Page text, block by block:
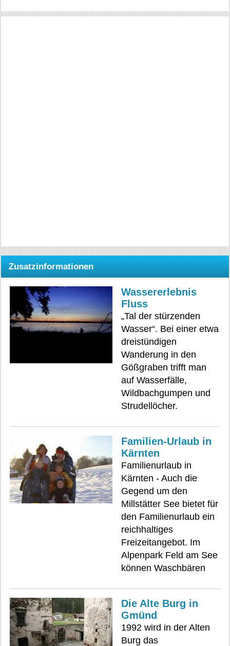
Zusatzinformationen
Wassererlebnis
Fluss
„Tal der stürzenden
Wasser“. Bei einer etwa
dreistündigen
Wanderung in den
Gößgraben trifft man
auf Wasserfälle,
Wildbachgumpen und
Strudellöcher.
Familien-Urlaub in
Kärnten
Familienurlaub in
Kärnten - Auch die
Gegend um den
Millstätter See bietet für
den Familienurlaub ein
reichhaltiges
Freizeitangebot. Im
Alpenpark Feld am See
können Waschbären
Die Alte Burg in
Gmünd
1992 wird in der Alten
Burg das